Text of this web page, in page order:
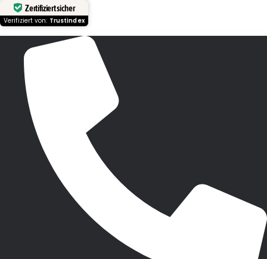
Zertifiziert sicher
Verifiziert von: Trustindex